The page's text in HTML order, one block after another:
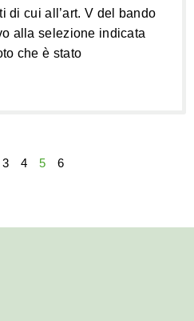
di cui all’art. V del bando
alla selezione indicata
che è stato
3 4 5 6